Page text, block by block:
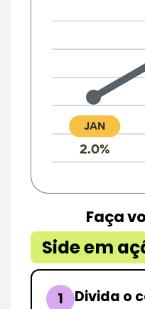
Faça
Side em
1 Divida o